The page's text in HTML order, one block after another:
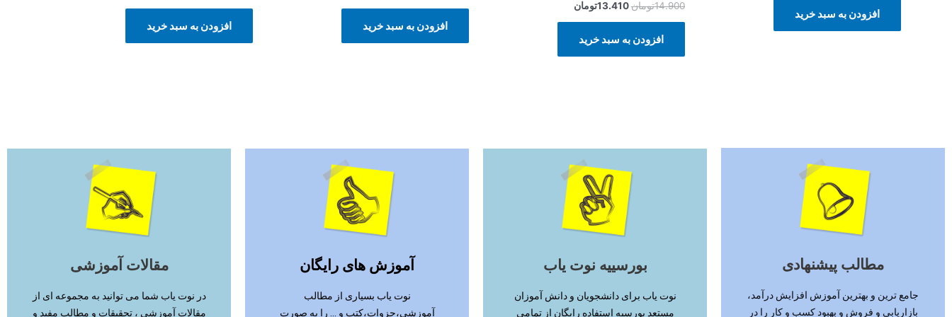
افزودن به سبد خرید
14.900تومان13.410تومان
افزودن به سبد خرید
افزودن به سبد خرید افزودن به سبد خرید
مطالب پیشنهادی
جامع ترین و بهترین آموزش افزایش درآمد،
بازاریابی و فروش و بهبود کسب و کار را در
بورسییه نوت یاب
نوت یاب برای دانشجویان و دانش آموزان
مستعد بورسیه استفاده رایگان از تمامی
آموزش های رایگان
نوت یاب بسیاری از مطالب
آموزشی،جزوات،کتب و ... را به صورت
مقالات آموزشی
در نوت یاب شما می توانید به مجموعه ای از
مقالات آموزشی ، تحقیقات و مطالب مفید و